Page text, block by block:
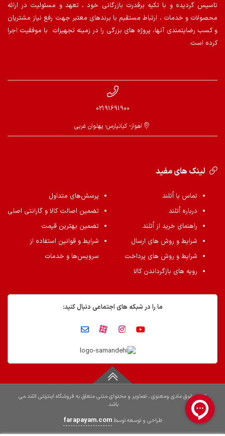
تاسیس گردیده و با تکیه برقدرت بازرگانی خود ، تعهد و مسئولیت در ارائه
محصولات و خدمات ، ارتباط مستقیم با برندهای معتبر جهت رفع نیاز مشتریان
و کسب رضایتمندی آنها، پروژه های بزرگی را در زمینه تجهیزات با موفقیت اجرا
کرده است.
02191691900
اهواز- کیانپارس- پهلوان غربی
لینک های مفید
تماس با اُتلند
درباره اُتلند
راهنمای خرید از اُتلند
شرایط و روش های ارسال
شرایط و روش های پرداخت
رویه های بازگرداندن کالا
پرسش‌های متداول
تضمین اصالت کالا و گارانتی اصلی
تضمین بهترین قیمت
شرایط و قوانین استفاده از
سرویس‌ها و خدمات
ما را در شبکه های اجتماعی دنبال کنید:
کلیه حقوق مادی ومعنوی ، تصاویر و محتوای متنی متعلق به فروشگاه اینترنتی اتلند می
باشد.
طراحی و توسعه توسطfarapayam.com